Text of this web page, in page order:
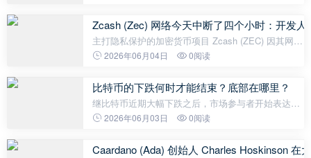
密货币市场目前正同时面
Zcash (Zec) 网络今天中断了四个小时：开发
主打隐私保护的加密货币项目 Zcash (ZEC) 因其网络
技术故障而成为新闻焦点。据公开数据显示，Zcash
发生在前一天开发人员发
2026年06月04日 0阅读
比特币的下跌何时才能结束？底部在哪里？
继比特币近期大幅下跌之后，市场参与者开始表达更
加谨慎的预测。一些分析师和交易员认为，当前的熊
区间是有可能的。 知名比特
2026年06月03日 0阅读
Caardano (Ada) 创始人 Charles Hoskinson 在